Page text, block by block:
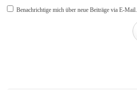
Benachrichtige mich über neue Beiträge via E-Mail.